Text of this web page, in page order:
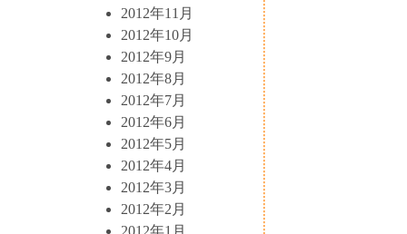
2012年11月
2012年10月
2012年9月
2012年8月
2012年7月
2012年6月
2012年5月
2012年4月
2012年3月
2012年2月
2012年1月